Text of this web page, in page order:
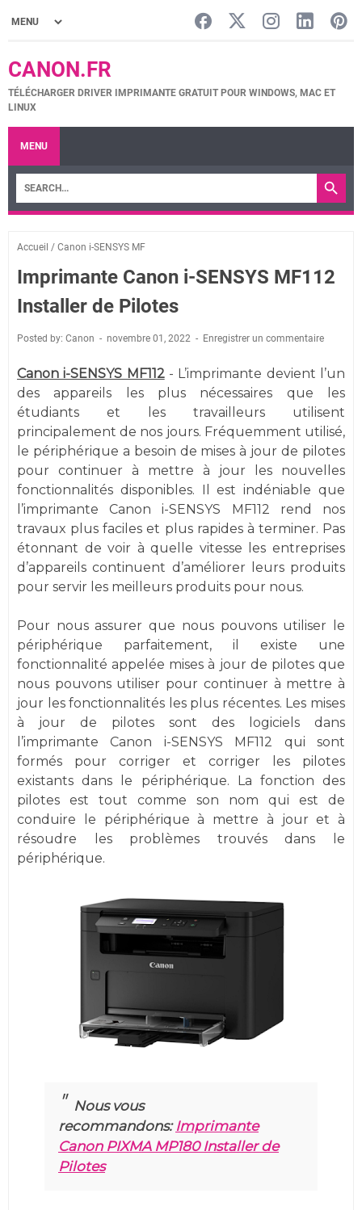
CANON.FR
TÉLÉCHARGER DRIVER IMPRIMANTE GRATUIT POUR WINDOWS, MAC ET
LINUX
MENU
Accueil / Canon i-SENSYS MF
Imprimante Canon i-SENSYS MF112
Installer de Pilotes
Posted by: Canon novembre 01, 2022 Enregistrer un commentaire
Canon i-SENSYS MF112- L’imprimante devient l’un
des appareils les plus nécessaires que les
étudiants et les travailleurs utilisent
principalement de nos jours. Fréquemment utilisé,
le périphérique a besoin de mises à jour de pilotes
pour continuer à mettre à jour les nouvelles
fonctionnalités disponibles. Il est indéniable que
l’imprimante Canon i-SENSYS MF112 rend nos
travaux plus faciles et plus rapides à terminer. Pas
étonnant de voir à quelle vitesse les entreprises
d’appareils continuent d’améliorer leurs produits
pour servir les meilleurs produits pour nous.
Pour nous assurer que nous pouvons utiliser le
périphérique parfaitement, il existe une
fonctionnalité appelée mises à jour de pilotes que
nous pouvons utiliser pour continuer à mettre à
jour les fonctionnalités les plus récentes. Les mises
à jour de pilotes sont des logiciels dans
l’imprimante Canon i-SENSYS MF112 qui sont
formés pour corriger et corriger les pilotes
existants dans le périphérique. La fonction des
pilotes est tout comme son nom qui est de
conduire le périphérique à mettre à jour et à
résoudre les problèmes trouvés dans le
périphérique.
Nous vous
recommandons: Imprimante
Canon PIXMA MP180 Installer de
Pilotes